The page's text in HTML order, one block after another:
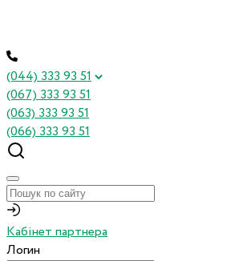
(044) 333 93 51
(067) 333 93 51
(063) 333 93 51
(066) 333 93 51
Кабінет партнера
Логин